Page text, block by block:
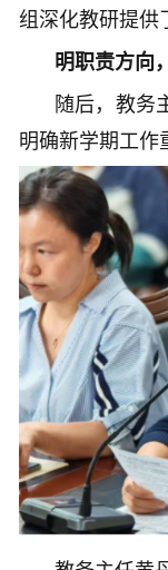
组深化教研提供
明职责方向
随后，教务
明确新学期工作